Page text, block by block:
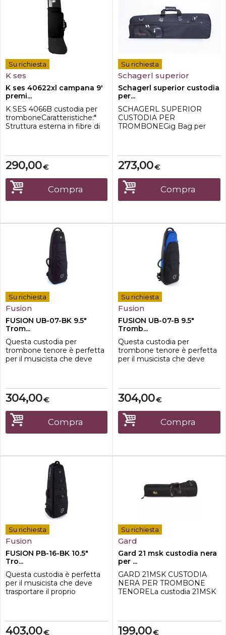
Su richiesta
K ses
K ses 40622xl campana 9'
premi...
K SES 4066B custodia per
tromboneCaratteristiche:*
Struttura esterna in fibre di
tromboni con
€
290,00
Compra
Su richiesta
Schagerl superior
Schagerl superior custodia
per...
SCHAGERL SUPERIOR
CUSTODIA PER
TROMBONEGig Bag per
integrati in fibra di
vetroInserto imbottito in
compensato nella zona della
campanaScatola di
compensato chiusa a 5 lati
nel compartimento del
€
273,00
Compra
Su richiesta
Fusion
FUSION UB-07-BK 9.5"
Trom...
Questa custodia per
trombone tenore è perfetta
per il musicista che deve
sicurezza. Inoltre ha una
stampa riflettente adatta ai
pendolari, un fattore di
sicurezza se sei un ciclista o
pedone.CaratteristicheDime
nsioni interne: 85X28X24
€
304,00
Compra
Su richiesta
Fusion
FUSION UB-07-B 9.5"
Tromb...
Questa custodia per
trombone tenore è perfetta
per il musicista che deve
sicurezza. Inoltre ha una
stampa riflettente adatta ai
pendolari, un fattore di
sicurezza se sei un ciclista o
pedone.CaratteristicheDime
nsioni interne: 85X28X24
€
304,00
Compra
Su richiesta
Fusion
FUSION PB-16-BK 10.5"
Tro...
Questa custodia è perfetta
per il musicista che deve
trasportare il proprio
consente di aprire
€
403,00
Su richiesta
Gard
Gard 21 msk custodia nera
per ...
GARD 21MSK CUSTODIA
NERA PER TROMBONE
TENORELa custodia 21MSK
proteggere lo strumento al
€
199,00